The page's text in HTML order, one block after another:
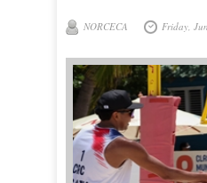
NORCECA Friday,